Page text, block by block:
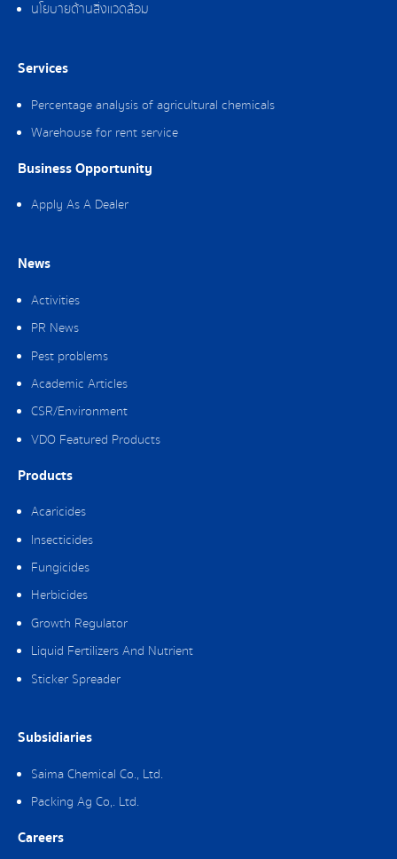
นโยบายด้านสิ่งแวดล้อม
Services
Percentage analysis of agricultural chemicals
Warehouse for rent service
Business Opportunity
Apply As A Dealer
News
Activities
PR News
Pest problems
Academic Articles
CSR/Environment
VDO Featured Products
Products
Acaricides
Insecticides
Fungicides
Herbicides
Growth Regulator
Liquid Fertilizers And Nutrient
Sticker Spreader
Subsidiaries
Saima Chemical Co., Ltd.
Packing Ag Co,. Ltd.
Careers